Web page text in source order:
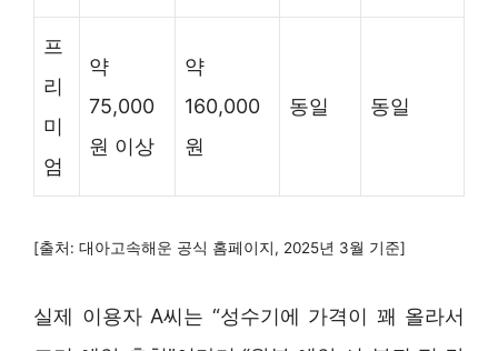
프
리
미
엄
약
75,000
원 이상
약
160,000
원
동일 동일
[출처: 대아고속해운 공식 홈페이지, 2025년 3월 기준]
실제 이용자 A씨는 “성수기에 가격이 꽤 올라서